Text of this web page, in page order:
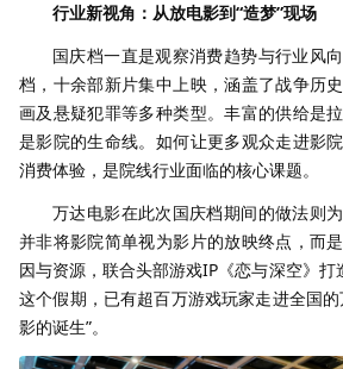
行业新视角：从放电影到“造梦”现场
国庆档一直是观察消费趋势与行业风
档，十余部新片集中上映，涵盖了战争历
画及悬疑犯罪等多种类型。丰富的供给是
是影院的生命线。如何让更多观众走进影
消费体验，是院线行业面临的核心课题。
万达电影在此次国庆档期间的做法则
并非将影院简单视为影片的放映终点，而
因与资源，联合头部游戏IP《恋与深空》打
这个假期，已有超百万游戏玩家走进全国
影的诞生”。